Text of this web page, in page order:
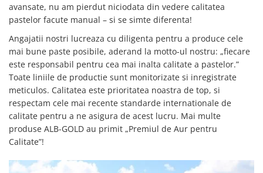
avansate, nu am pierdut niciodata din vedere calitatea
pastelor facute manual – si se simte diferenta!
Angajatii nostri lucreaza cu diligenta pentru a produce cele
mai bune paste posibile, aderand la motto-ul nostru: „fiecare
este responsabil pentru cea mai inalta calitate a pastelor.”
Toate liniile de productie sunt monitorizate si inregistrate
meticulos. Calitatea este prioritatea noastra de top, si
respectam cele mai recente standarde internationale de
calitate pentru a ne asigura de acest lucru. Mai multe
produse ALB-GOLD au primit „Premiul de Aur pentru
Calitate”!